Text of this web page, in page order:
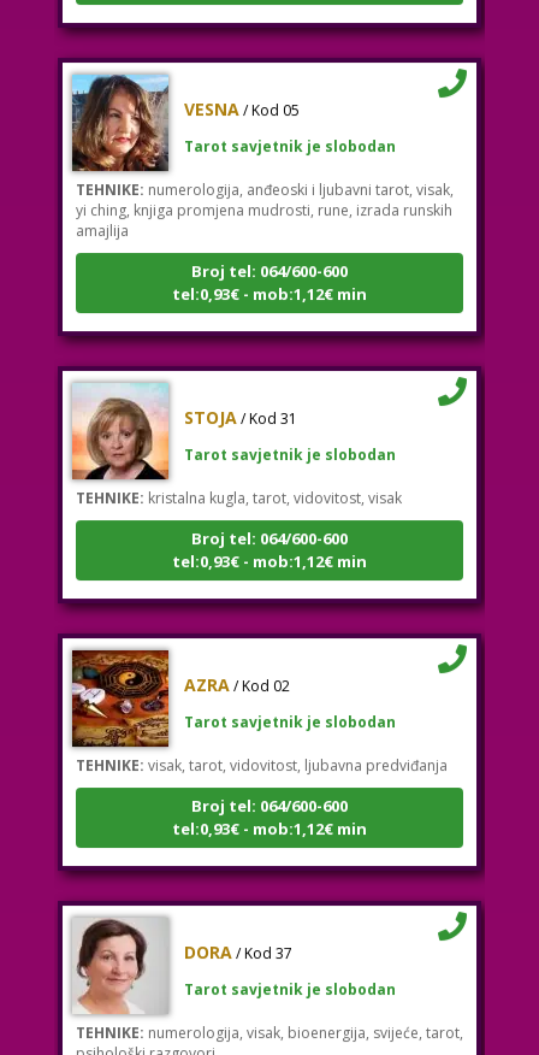
Tarot savjetnik je slobodan
TEHNIKE:numerologija, anđeoski i ljubavni tarot, visak,
yi ching, knjiga promjena mudrosti, rune, izrada runskih
amajlija
tel:0,93€ - mob:1,12€ min
Tarot savjetnik je slobodan
TEHNIKE:kristalna kugla, tarot, vidovitost, visak
Broj tel: 064/600-600
tel:0,93€ - mob:1,12€ min
Tarot savjetnik je slobodan
TEHNIKE:visak, tarot, vidovitost, ljubavna predviđanja
Broj tel: 064/600-600
tel:0,93€ - mob:1,12€ min
Tarot savjetnik je slobodan
TEHNIKE:
psihološki razgovori